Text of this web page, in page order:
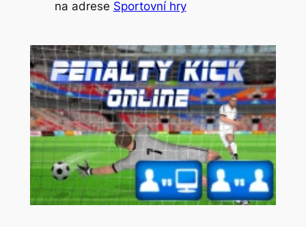
na adrese Sportovní hry